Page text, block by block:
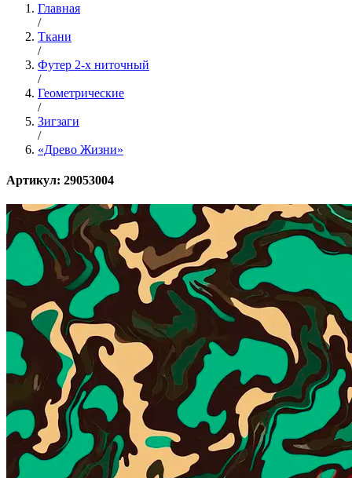
Главная
/
Ткани
/
Футер 2-х ниточный
/
Геометрические
/
Зигзаги
/
«Древо Жизни»
Артикул: 29053004